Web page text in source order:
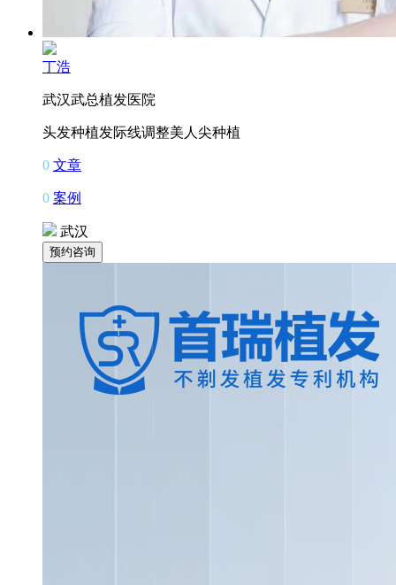
丁浩
武汉武总植发医院
头发种植发际线调整美人尖种植
0 文章
0 案例
武汉